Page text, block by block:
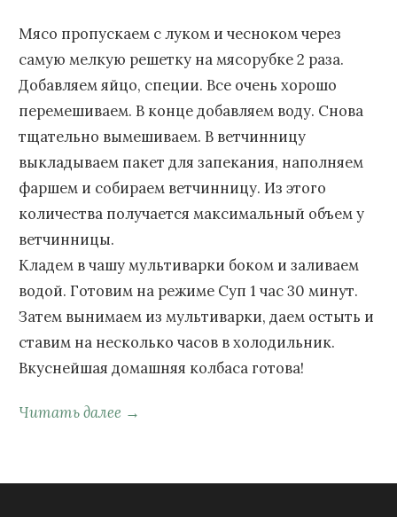
Мясо пропускаем с луком и чесноком через
самую мелкую решетку на мясорубке 2 раза.
Добавляем яйцо, специи. Все очень хорошо
перемешиваем. В конце добавляем воду. Снова
тщательно вымешиваем. В ветчинницу
выкладываем пакет для запекания, наполняем
фаршем и собираем ветчинницу. Из этого
количества получается максимальный объем у
ветчинницы.
Кладем в чашу мультиварки боком и заливаем
водой. Готовим на режиме Суп 1 час 30 минут.
Затем вынимаем из мультиварки, даем остыть и
ставим на несколько часов в холодильник.
Вкуснейшая домашняя колбаса готова!
Читать далее →